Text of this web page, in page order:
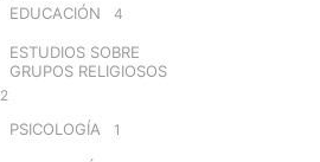
EDUCACIÓN 4
ESTUDIOS SOBRE
GRUPOS RELIGIOSOS
2
PSICOLOGÍA 1